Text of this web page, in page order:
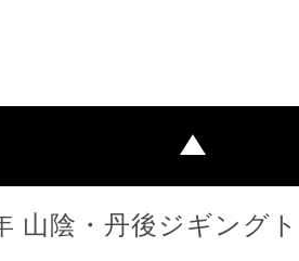
山陰・丹後ジギング